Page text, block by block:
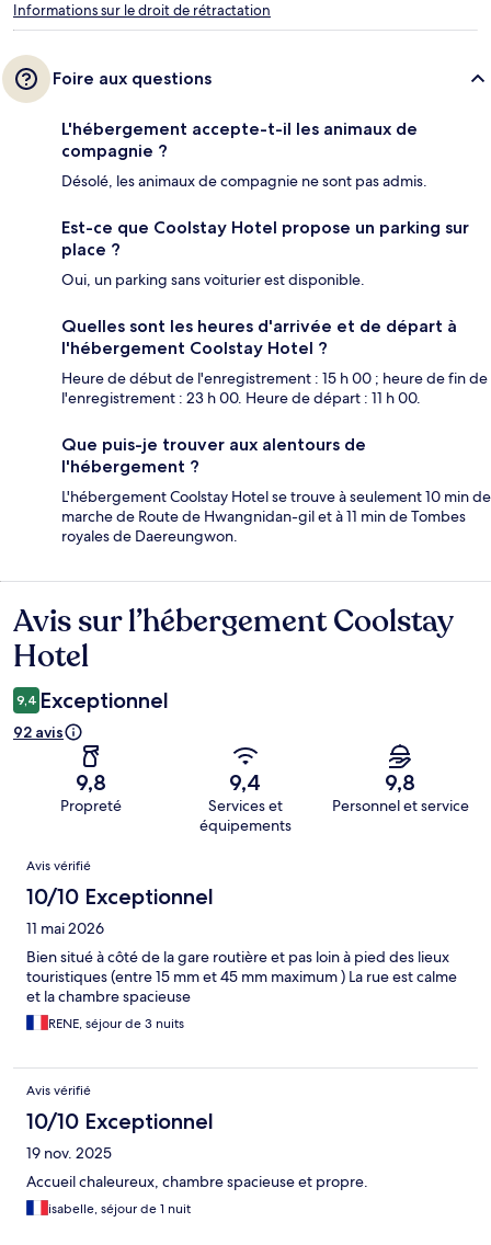
Informations sur le droit de rétractation
Foire aux questions
L'hébergement accepte-t-il les animaux de
compagnie ?
Désolé, les animaux de compagnie ne sont pas admis.
Est-ce que Coolstay Hotel propose un parking sur
place ?
Oui, un parking sans voiturier est disponible.
Quelles sont les heures d'arrivée et de départ à
l'hébergement Coolstay Hotel ?
Heure de début de l'enregistrement : 15 h 00 ; heure de fin de
l'enregistrement : 23 h 00. Heure de départ : 11 h 00.
Que puis-je trouver aux alentours de
l'hébergement ?
L'hébergement Coolstay Hotel se trouve à seulement 10 min de
marche de Route de Hwangnidan-gil et à 11 min de Tombes
royales de Daereungwon.
Avis
Avis sur l’hébergement Coolstay
Hotel
9,4 Exceptionnel
92 avis
9,8
Propreté
9,4
Services et
équipements
9,8
Personnel et service
Avis
Avis vérifié
10/10 Exceptionnel
11 mai 2026
Bien situé à côté de la gare routière et pas loin à pied des lieux
touristiques (entre 15 mm et 45 mm maximum ) La rue est calme
et la chambre spacieuse
RENE, séjour de 3 nuits
Avis vérifié
10/10 Exceptionnel
19 nov. 2025
Accueil chaleureux, chambre spacieuse et propre.
isabelle, séjour de 1 nuit